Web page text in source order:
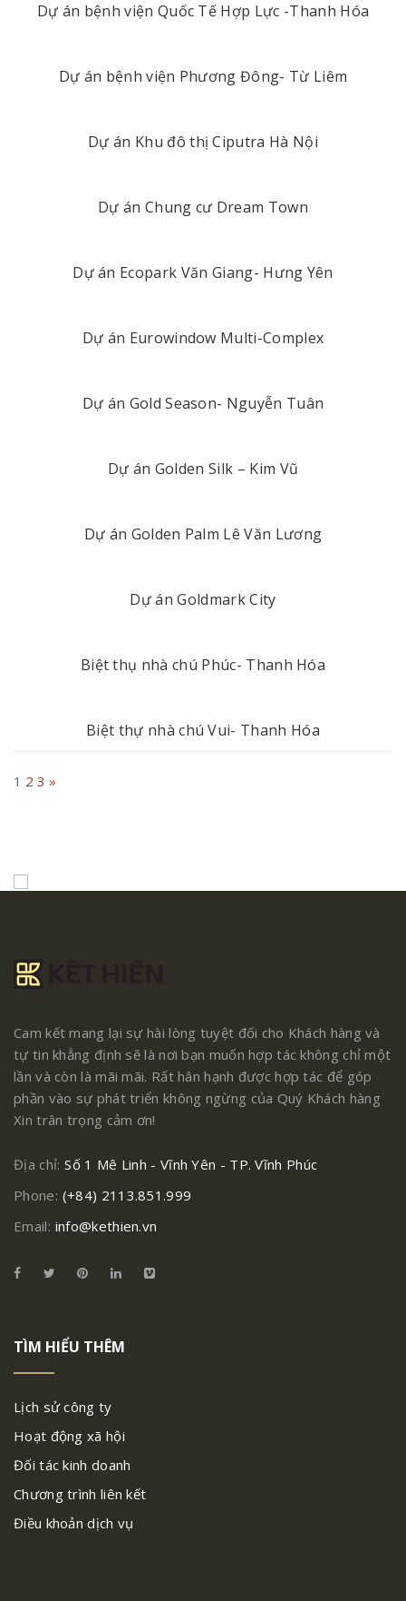
Dự án bệnh viện Quốc Tế Hợp Lực -Thanh Hóa
Dự án bệnh viện Phương Đông- Từ Liêm
Dự án Khu đô thị Ciputra Hà Nội
Dự án Chung cư Dream Town
Dự án Ecopark Văn Giang- Hưng Yên
Dự án Eurowindow Multi-Complex
Dự án Gold Season- Nguyễn Tuân
Dự án Golden Silk – Kim Vũ
Dự án Golden Palm Lê Văn Lương
Dự án Goldmark City
Biệt thụ nhà chú Phúc- Thanh Hóa
Biệt thự nhà chú Vui- Thanh Hóa
1 2 3 »
Cam kết mang lại sự hài lòng tuyệt đối cho Khách hàng và
tự tin khẳng định sẽ là nơi bạn muốn hợp tác không chỉ một
lần và còn là mãi mãi. Rất hân hạnh được hợp tác để góp
phần vào sự phát triển không ngừng của Quý Khách hàng
Xin trân trọng cảm ơn!
Địa chỉ: Số 1 Mê Linh - Vĩnh Yên - TP. Vĩnh Phúc
Phone: (+84) 2113.851.999
Email: info@kethien.vn
TÌM HIỂU THÊM
Lịch sử công ty
Hoạt động xã hội
Đối tác kinh doanh
Chương trình liên kết
Điều khoản dịch vụ